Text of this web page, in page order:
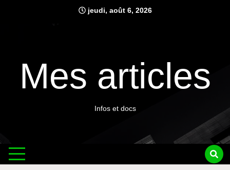
jeudi, août 6, 2026
Mes articles
Infos et docs